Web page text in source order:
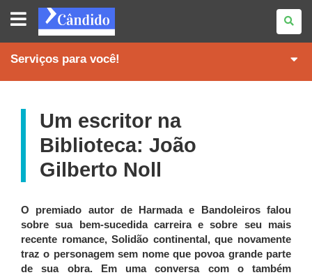
REVISTA
CÂNDIDO
Serviços para você!
Um escritor na
Biblioteca: João
Gilberto Noll
O premiado autor de Harmada e Bandoleiros falou
sobre sua bem-sucedida carreira e sobre seu mais
recente romance, Solidão continental, que novamente
traz o personagem sem nome que povoa grande parte
de sua obra. Em uma conversa com o também